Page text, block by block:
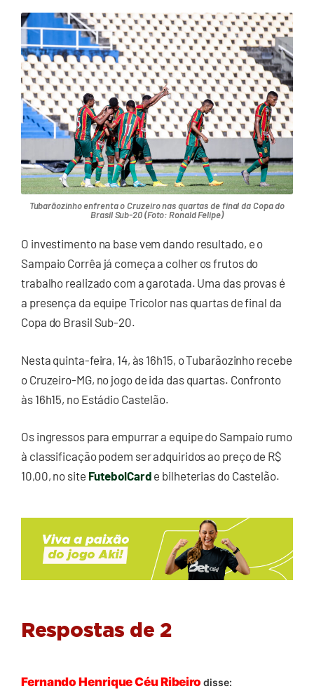
Tubarãozinho enfrenta o Cruzeiro nas quartas de final da Copa do
Brasil Sub-20 (Foto: Ronald Felipe)
O investimento na base vem dando resultado, e o
Sampaio Corrêa já começa a colher os frutos do
trabalho realizado com a garotada. Uma das provas é
a presença da equipe Tricolor nas quartas de final da
Copa do Brasil Sub-20.
Nesta quinta-feira, 14, às 16h15, o Tubarãozinho recebe
o Cruzeiro-MG, no jogo de ida das quartas. Confronto
às 16h15, no Estádio Castelão.
Os ingressos para empurrar a equipe do Sampaio rumo
à classificação podem ser adquiridos ao preço de R$
10,00, no site FutebolCard e bilheterias do Castelão.
Respostas de 2
Fernando Henrique Céu Ribeiro disse: